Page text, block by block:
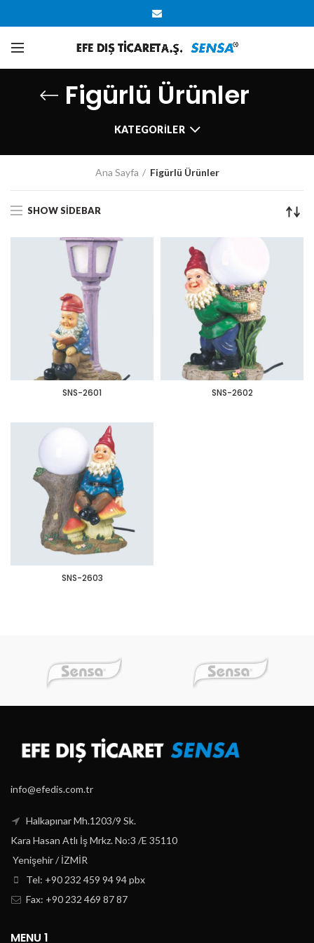
Figürlü Ürünler
KATEGORILER
Ana Sayfa Figürlü Ürünler
SHOW SIDEBAR
SNS-2601 SNS-2602
SNS-2603
info@efedis.com.tr
Halkapınar Mh.1203/9 Sk.
Kara Hasan Atlı İş Mrkz. No:3 /E 35110
Yenişehir / İZMİR
Tel: +90 232 459 94 94 pbx
Fax: +90 232 469 87 87
MENU 1